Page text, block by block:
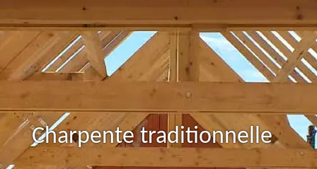
Charpente traditionnelle